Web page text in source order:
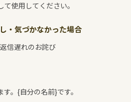
使用してください。
・気づかなかった場合
信遅れのお詫び
。{自分の名前}です。